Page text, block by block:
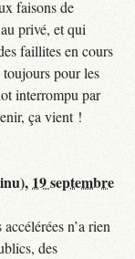
faisons de
privé, et qui
faillites en cours
toujours pour les
interrompu par
ça vient !
19 septembre
n’a rien
des